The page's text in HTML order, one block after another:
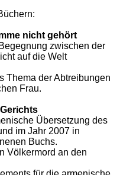
nicht gehört
zwischen der
auf die Welt
Thema der Abtreibungen
Frau.
Übersetzung des
im Jahr 2007 in
Buchs.
Völkermord an den